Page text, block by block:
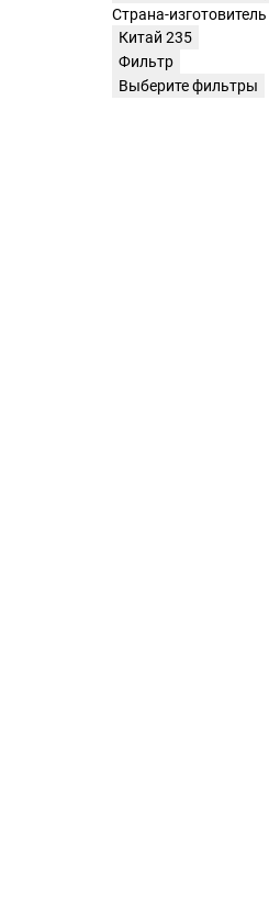
Страна-изготовитель
Китай 235
Фильтр
Выберите фильтры